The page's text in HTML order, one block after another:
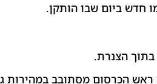
חדש ביום שבו הותקן.
הצנרת.
ראש הכרסום מסתובב